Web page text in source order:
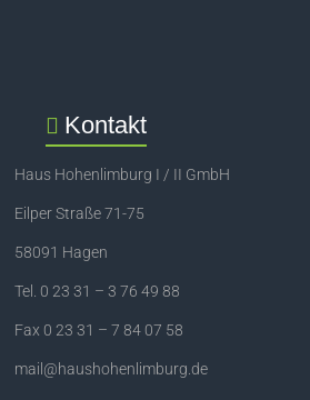
Kontakt
Haus Hohenlimburg I / II GmbH
Eilper Straße 71-75
58091 Hagen
Tel. 0 23 31 – 3 76 49 88
Fax 0 23 31 – 7 84 07 58
mail@haushohenlimburg.de